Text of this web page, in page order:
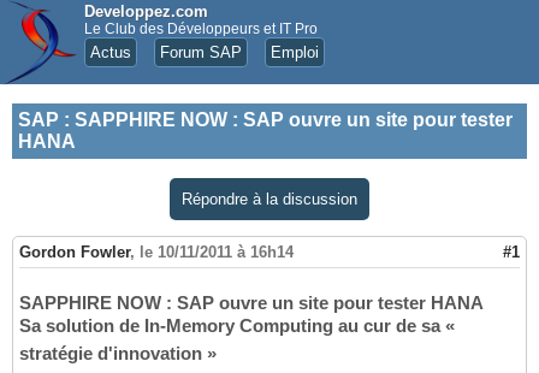
Developpez.com
Le Club des Développeurs et IT Pro
Actus Forum SAP Emploi
SAP : SAPPHIRE NOW : SAP ouvre un site pour tester
HANA
Répondre à la discussion
Gordon Fowler, le 10/11/2011 à 16h14 #1
SAPPHIRE NOW : SAP ouvre un site pour tester HANA
Sa solution de In-Memory Computing au cur de sa «
stratégie d'innovation »